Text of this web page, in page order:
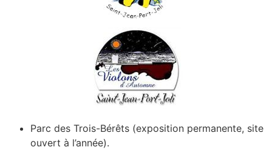
Parc des Trois-Bérêts (exposition permanente, site
ouvert à l’année).